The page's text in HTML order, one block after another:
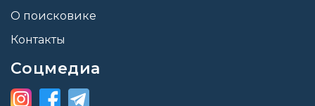
О поисковике
Контакты
Соцмедиа